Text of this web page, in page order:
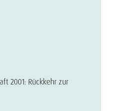
2001: Rückkehr zur